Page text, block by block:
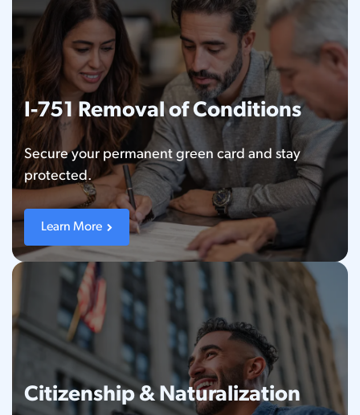
I-751 Removal of Conditions
Secure your permanent green card and stay
protected.
Learn More
Citizenship & Naturalization